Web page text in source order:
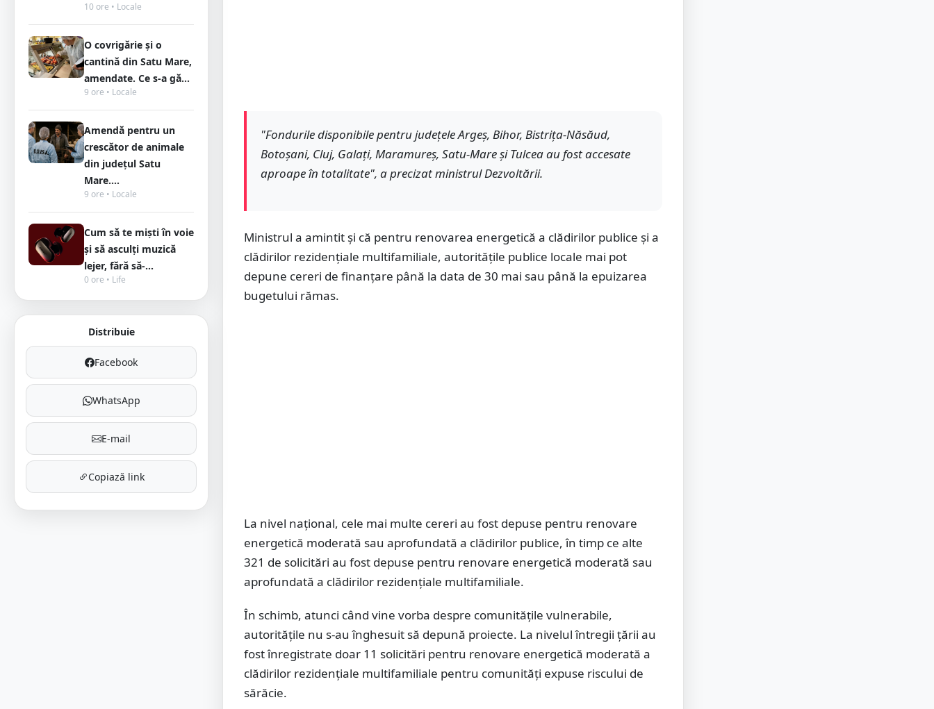
10 ore • Locale
O covrigărie și o
cantină din Satu Mare,
amendate. Ce s-a gă...
9 ore • Locale
Amendă pentru un
crescător de animale
din județul Satu
Mare....
9 ore • Locale
Cum să te miști în voie
și să asculți muzică
lejer, fără să-...
0 ore • Life
Distribuie
Facebook
WhatsApp
E-mail
Copiază link
"Fondurile disponibile pentru județele Argeș, Bihor, Bistrița-Năsăud,
Botoșani, Cluj, Galați, Maramureș, Satu-Mare și Tulcea au fost accesate
aproape în totalitate", a precizat ministrul Dezvoltării.
Ministrul a amintit și că pentru renovarea energetică a clădirilor publice și a
clădirilor rezidențiale multifamiliale, autoritățile publice locale mai pot
depune cereri de finanțare până la data de 30 mai sau până la epuizarea
bugetului rămas.
La nivel național, cele mai multe cereri au fost depuse pentru renovare
energetică moderată sau aprofundată a clădirilor publice, în timp ce alte
321 de solicitări au fost depuse pentru renovare energetică moderată sau
aprofundată a clădirilor rezidențiale multifamiliale.
În schimb, atunci când vine vorba despre comunitățile vulnerabile,
autoritățile nu s-au înghesuit să depună proiecte. La nivelul întregii țării au
fost înregistrate doar 11 solicitări pentru renovare energetică moderată a
clădirilor rezidențiale multifamiliale pentru comunități expuse riscului de
sărăcie.